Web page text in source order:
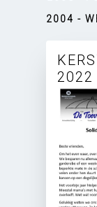
2004 -
2022